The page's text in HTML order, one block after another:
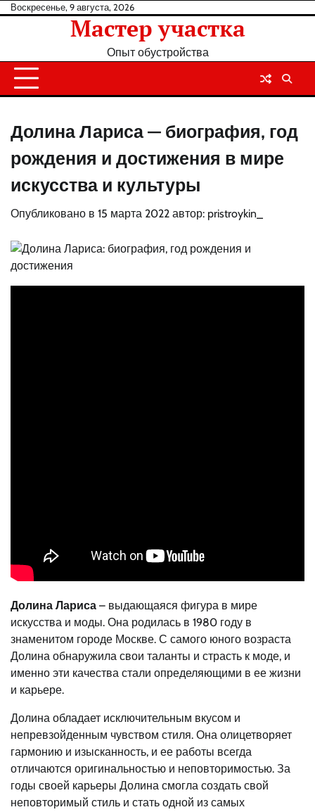
Перейти
Воскресенье, 9 августа, 2026
Мастер участка
Опыт обустройства
Долина Лариса — биография, год
рождения и достижения в мире
искусства и культуры
Опубликовано в 15 марта 2022 автор: pristroykin_
Долина Лариса – выдающаяся фигура в мире
искусства и моды. Она родилась в 1980 году в
знаменитом городе Москве. С самого юного возраста
Долина обнаружила свои таланты и страсть к моде, и
именно эти качества стали определяющими в ее жизни
и карьере.
Долина обладает исключительным вкусом и
непревзойденным чувством стиля. Она олицетворяет
гармонию и изысканность, и ее работы всегда
отличаются оригинальностью и неповторимостью. За
годы своей карьеры Долина смогла создать свой
неповторимый стиль и стать одной из самых